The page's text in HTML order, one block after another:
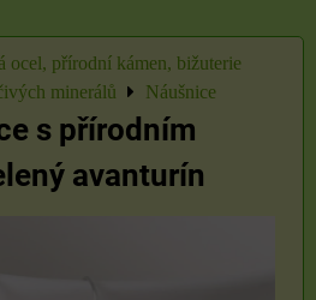
ocel, přírodní kámen, bižuterie
minerálů
Náušnice
s přírodním
avanturín